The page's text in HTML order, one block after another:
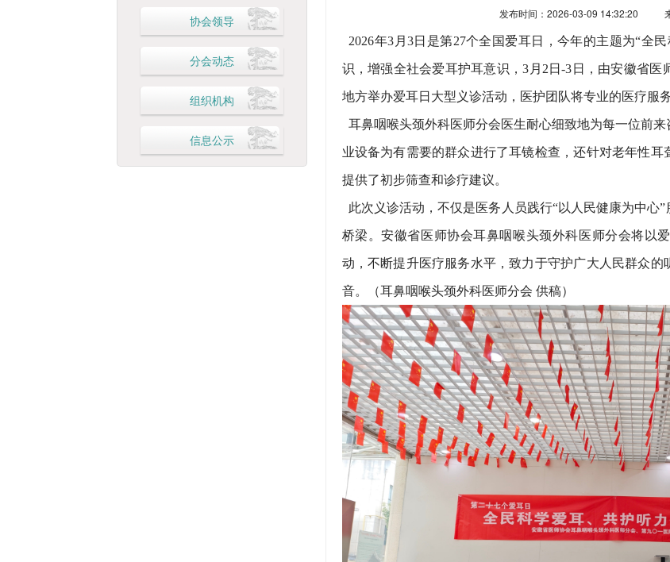
协会领导
分会动态
组织机构
信息公示
发布时间：2026-03-09 14:32:20
2026年3月3日是第27个全国爱耳日，今年的主题为“全
识，增强全社会爱耳护耳意识，3月2日-3日，由安徽省
地方举办爱耳日大型义诊活动，医护团队将专业的医疗服
耳鼻咽喉头颈外科医师分会医生耐心细致地为每一位前
业设备为有需要的群众进行了耳镜检查，还针对老年性
提供了初步筛查和诊疗建议。
此次义诊活动，不仅是医务人员践行“以人民健康为中心
桥梁。安徽省医师协会耳鼻咽喉头颈外科医师分会将以
动，不断提升医疗服务水平，致力于守护广大人民群众
音。（耳鼻咽喉头颈外科医师分会 供稿）